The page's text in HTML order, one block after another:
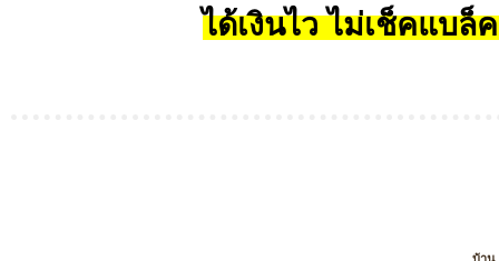
ได้เงินไว ไม่เช็คแบล็